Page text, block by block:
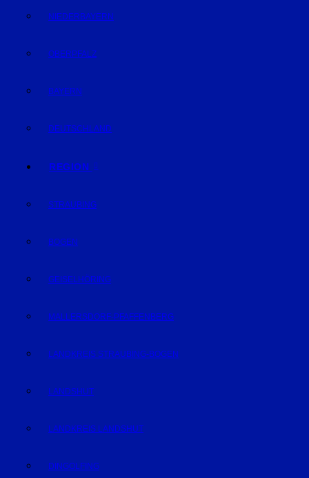
NIEDERBAYERN
OBERPFALZ
BAYERN
DEUTSCHLAND
REGION
STRAUBING
BOGEN
GEISELHÖRING
MALLERSDORF-PFAFFENBERG
LANDKREIS STRAUBING-BOGEN
LANDSHUT
LANDKREIS LANDSHUT
DINGOLFING